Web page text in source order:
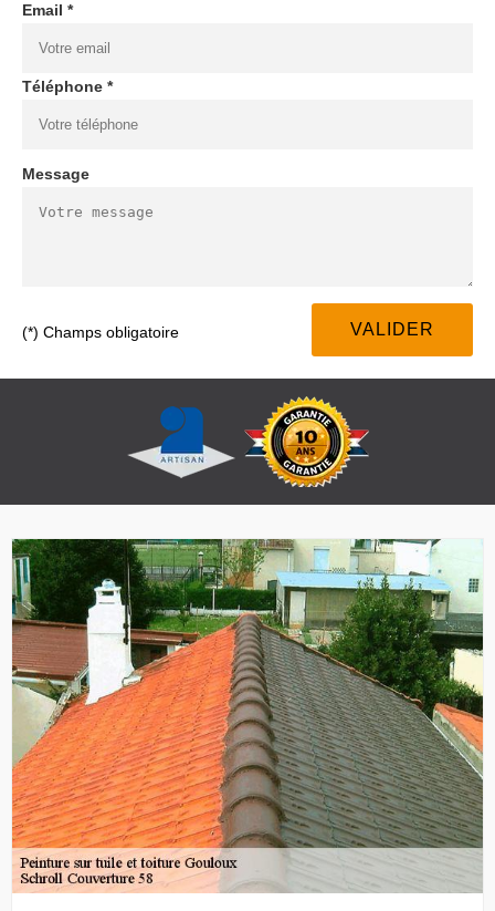
Email *
Téléphone *
Message
(*) Champs obligatoire